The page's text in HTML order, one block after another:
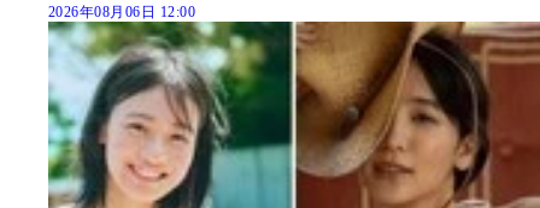
2026年08月06日 12:00